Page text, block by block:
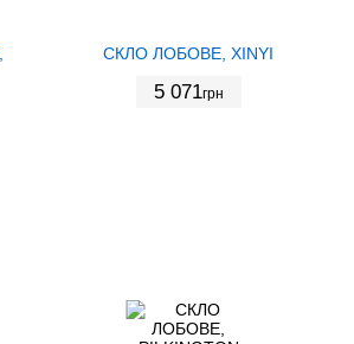
СКЛО ЛОБОВЕ, XINYI
5 071грн